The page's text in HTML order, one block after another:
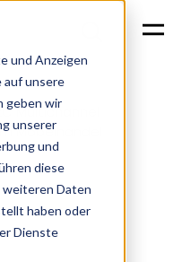
und Anzeigen
auf unsere
geben wir
unserer
und
diese
Daten
haben oder
Dienste
Multichannel
Möbelhandel